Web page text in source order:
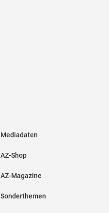
Mediadaten
AZ-Shop
AZ-Magazine
Sonderthemen